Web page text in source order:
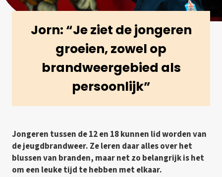
Jorn: “Je ziet de jongeren
groeien, zowel op
brandweergebied als
persoonlijk”
Jongeren tussen de 12 en 18 kunnen lid worden van
de jeugdbrandweer. Ze leren daar alles over het
blussen van branden, maar net zo belangrijk is het
om een leuke tijd te hebben met elkaar.